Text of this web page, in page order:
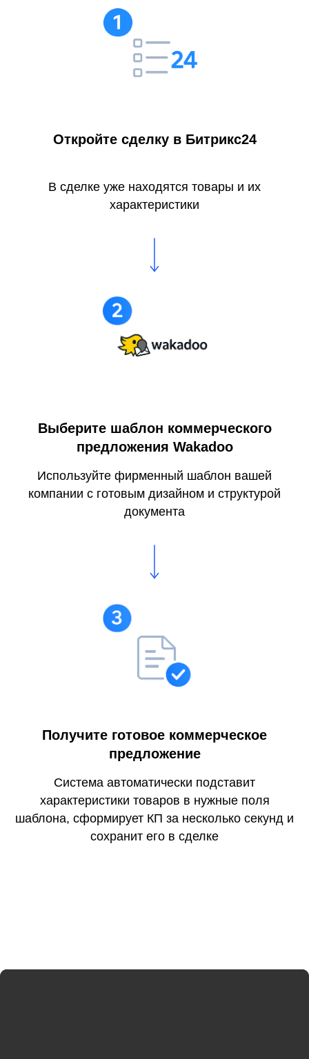
Откройте сделку в Битрикс24
В сделке уже находятся товары и их
характеристики
Выберите шаблон коммерческого
предложения Wakadoo
Используйте фирменный шаблон вашей
компании с готовым дизайном и структурой
документа
Получите готовое коммерческое
предложение
Система автоматически подставит
характеристики товаров в нужные поля
шаблона, сформирует КП за несколько секунд и
сохранит его в сделке